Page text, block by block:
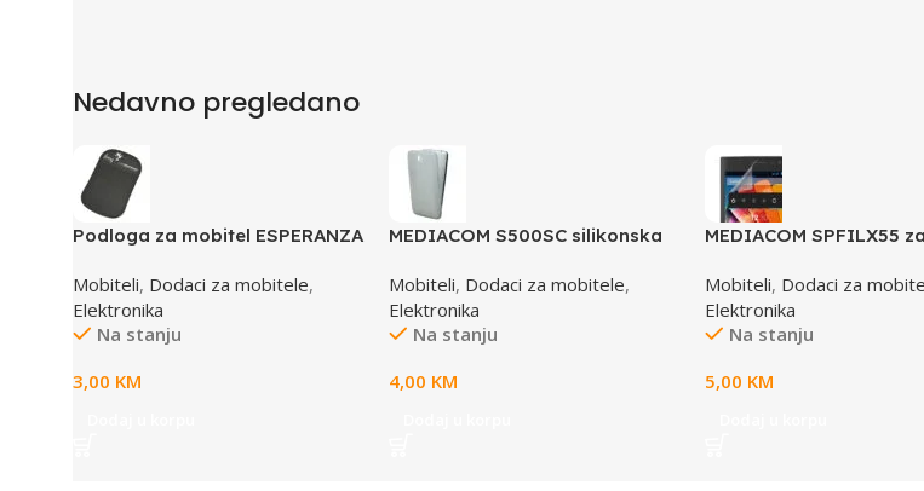
Nedavno pregledano
Podloga za mobitel ESPERANZA
black, EF101K
Mobiteli, Dodaci za mobitele,
Elektronika
Na stanju
3,00 KM
MEDIACOM S500SC silikonska
S500
Mobiteli, Dodaci za mobitele,
Elektronika
Na stanju
4,00 KM
MEDIACOM SPFILX55
Mobiteli, Dodaci za
Elektronika
Na stanju
5,00 KM